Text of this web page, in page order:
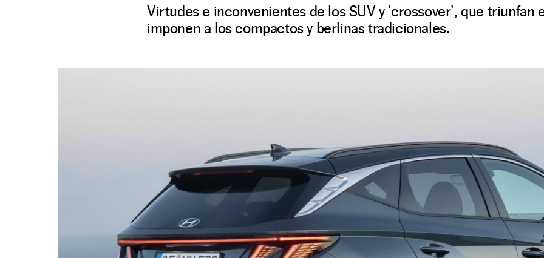
Virtudes e inconvenientes de los SUV y 'crossover', que triunfan
imponen a los compactos y berlinas tradicionales.